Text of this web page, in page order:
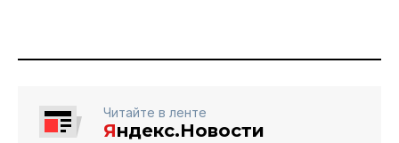
Читайте в ленте
Яндекс.Новости